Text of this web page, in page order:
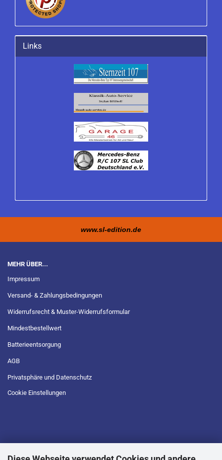
Links
www.sl-edition.de
MEHR ÜBER...
Impressum
Versand- & Zahlungsbedingungen
Widerrufsrecht & Muster-Widerrufsformular
Mindestbestellwert
Batterieentsorgung
AGB
Privatsphäre und Datenschutz
Cookie Einstellungen